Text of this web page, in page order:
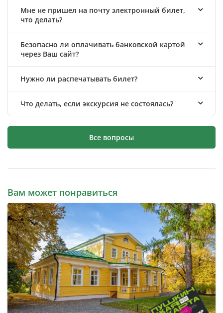
Мне не пришел на почту электронный билет,
что делать?
Безопасно ли оплачивать банковской картой
через Ваш сайт?
Нужно ли распечатывать билет?
Что делать, если экскурсия не состоялась?
Все вопросы
Вам может понравиться